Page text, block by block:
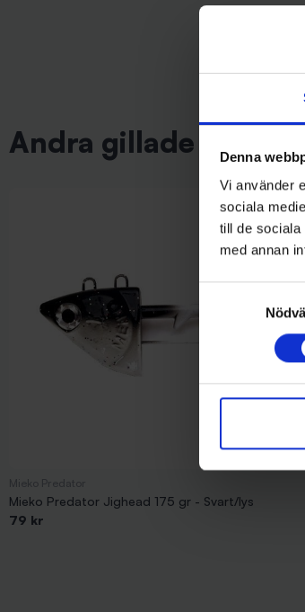
Denna
Vi använder
sociala
till de
med annan
Andra gillade även
Mieko Predator Jighead 175 gr - Svart/lys
79 kr